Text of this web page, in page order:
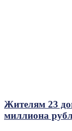
Жителям 23
миллиона